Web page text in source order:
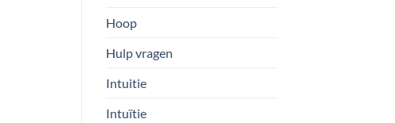
Hoop
Hulp vragen
Intuitie
Intuïtie